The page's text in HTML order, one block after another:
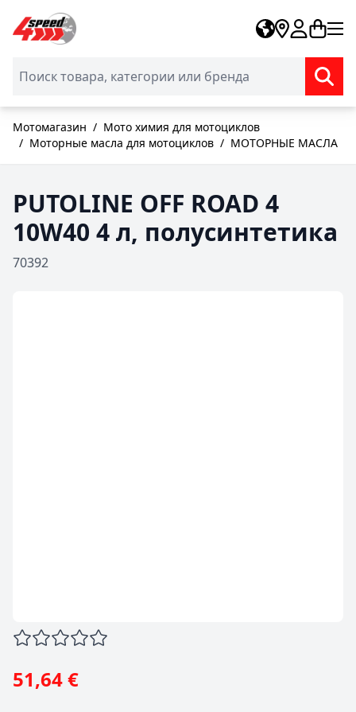
Skip to Content
Мотомагазин / Мото химия для мотоциклов
/ Моторные масла для мотоциклов / МОТОРНЫЕ МАСЛА
PUTOLINE OFF ROAD 4
10W40 4 л, полусинтетика
70392
51,64 €